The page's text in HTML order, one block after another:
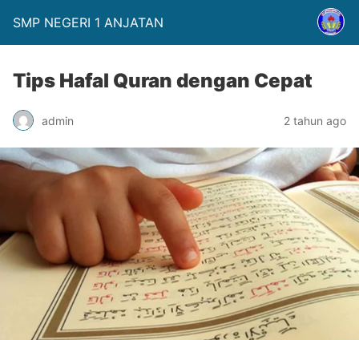
SMP NEGERI 1 ANJATAN
Tips Hafal Quran dengan Cepat
admin 2 tahun ago